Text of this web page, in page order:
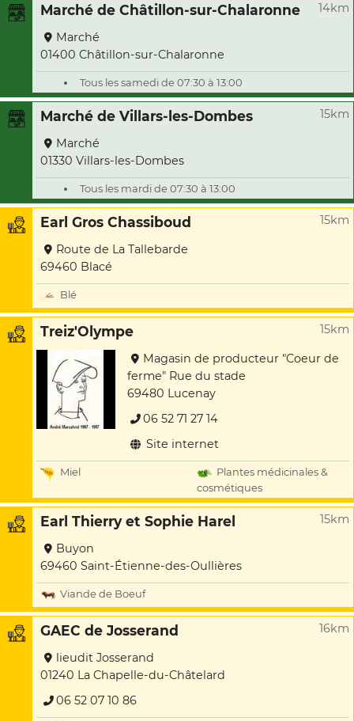
Marché de Châtillon-sur-Chalaronne 14km
Marché
01400 Châtillon-sur-Chalaronne
Tous les samedi de 07:30 à 13:00
Marché de Villars-les-Dombes 15km
Marché
01330 Villars-les-Dombes
Tous les mardi de 07:30 à 13:00
Earl Gros Chassiboud 15km
Route de La Tallebarde
69460 Blacé
Blé
Treiz'Olympe 15km
Magasin de producteur "Coeur de
ferme" Rue du stade
69480 Lucenay
06 52 71 27 14
Site internet
Miel
Plantes médicinales &
cosmétiques
Earl Thierry et Sophie Harel 15km
Buyon
69460 Saint-Étienne-des-Oullières
Viande de Boeuf
GAEC de Josserand 16km
lieudit Josserand
01240 La Chapelle-du-Châtelard
06 52 07 10 86